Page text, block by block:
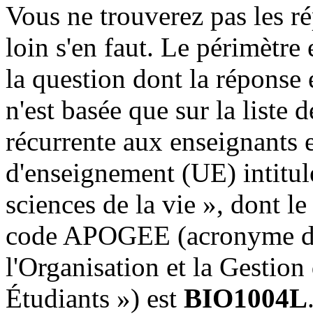
Vous ne trouverez pas les
loin s'en faut. Le périmètre
la question dont la
n'est basée que sur la liste
récurrente aux enseignants
d'enseignement (UE)
sciences de la vie », dont
code APOGEE
l'Organisation et la Gestion
Étudiants ») est BIO1004L